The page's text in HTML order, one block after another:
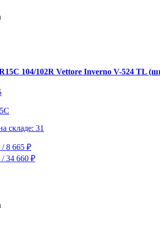
104/102R Vettore Inverno V-524 TL
складе: 31
8 665 ₽
34 660 ₽